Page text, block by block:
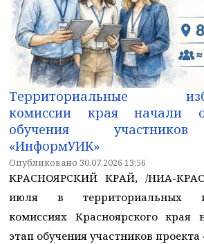
Территориальные
комиссии края начали
обучения
«ИнформУИК»
Опубликовано 30.07.2026 13:56
КРАСНОЯРСКИЙ КРАЙ, /НИА-
июля в территориальных
комиссиях Красноярского края
этап обучения участников